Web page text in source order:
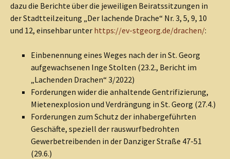
dazu die Berichte über die jeweiligen Beiratssitzungen in
der Stadtteilzeitung „Der lachende Drache“ Nr. 3, 5, 9, 10
und 12, einsehbar unter https://ev-stgeorg.de/drachen/:
Einbenennung eines Weges nach der in St. Georg
aufgewachsenen Inge Stolten (23.2., Bericht im
„Lachenden Drachen“ 3/2022)
Forderungen wider die anhaltende Gentrifizierung,
Mietenexplosion und Verdrängung in St. Georg (27.4.)
Forderungen zum Schutz der inhabergeführten
Geschäfte, speziell der rauswurfbedrohten
Gewerbetreibenden in der Danziger Straße 47-51
(29.6.)